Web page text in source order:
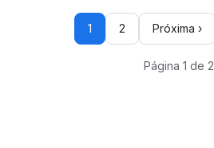
1 2 Próxima ›
Página 1 de 2